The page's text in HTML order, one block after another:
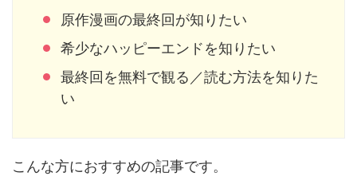
原作漫画の最終回が知りたい
希少なハッピーエンドを知りたい
最終回を無料で観る／読む方法を知りた
い
こんな方におすすめの記事です。